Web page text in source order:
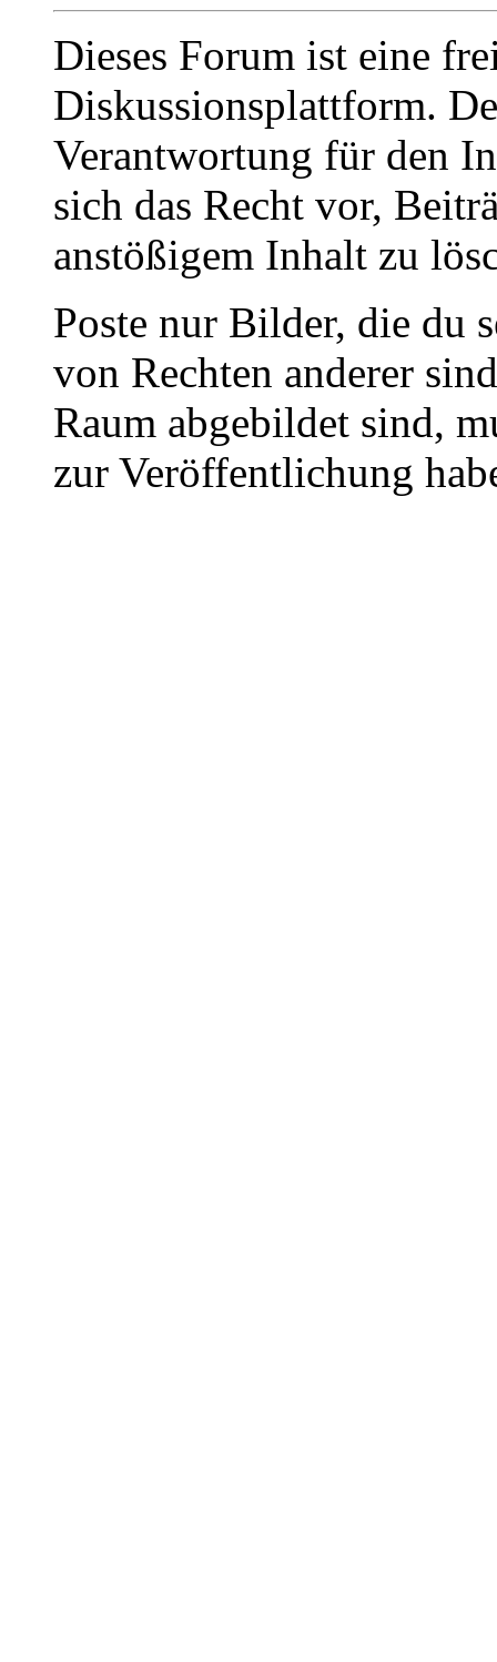
Dieses Forum ist eine
Diskussionsplattform.
Verantwortung für den
sich das Recht vor,
anstößigem Inhalt zu
Poste nur Bilder, die du
von Rechten anderer
Raum abgebildet sind,
zur Veröffentlichung